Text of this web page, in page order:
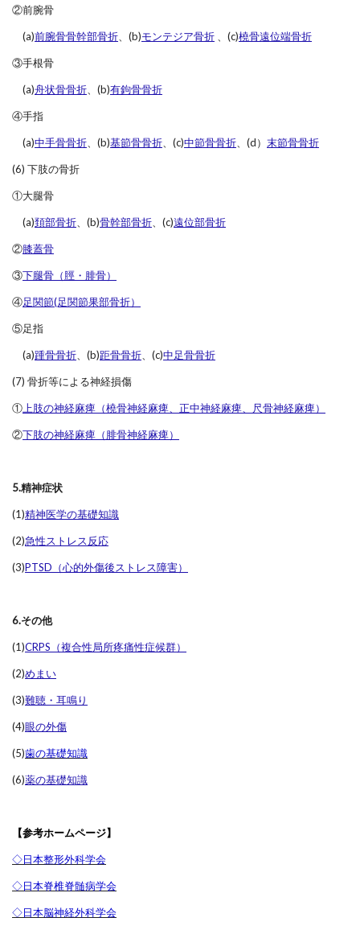
②前腕骨
(a)前腕骨骨幹部骨折 、(b)モンテジア骨折 、(c)橈骨遠位端骨折
③手根骨
(a)舟状骨骨折 、(b)有鉤骨骨折
④手指
(a)中手骨骨折 、(b)基節骨骨折 、(c)中節骨骨折 、(d） 末節骨骨折
(6) 下肢の骨折
①大腿骨
(a)頚部骨折 、(b)骨幹部骨折 、(c)遠位部骨折
②膝蓋骨
③下腿骨（脛・腓骨）
④足関節(足関節果部骨折）
⑤足指
(a)踵骨骨折 、(b)距骨骨折 、(c)中足骨骨折
(7) 骨折等による神経損傷
① 上肢の神経麻痺（橈骨神経麻痺、正中神経麻痺、尺骨神経麻痺）
②下肢の神経麻痺（腓骨神経麻痺）
5.精神症状
(1)精神医学の基礎知識
(2)急性ストレス反応
(3)PTSD（心的外傷後ストレス障害）
6.その他
(1)CRPS（複合性局所疼痛性症候群）
(2)めまい
(3)難聴・耳鳴り
(4)眼の外傷
(5)歯の基礎知識
(6)薬の基礎知識
【参考ホームページ】
◇日本整形外科学会
◇日本脊椎脊髄病学会
◇日本脳神経外科学会